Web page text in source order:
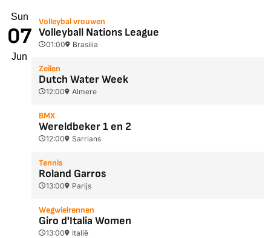
Sun
07
Jun
Volleybal vrouwen
Volleyball Nations League
01:00 Brasilia
Zeilen
Dutch Water Week
12:00 Almere
BMX
Wereldbeker 1 en 2
12:00 Sarrians
Tennis
Roland Garros
13:00 Parijs
Wegwielrennen
Giro d'Italia Women
13:00 Italië